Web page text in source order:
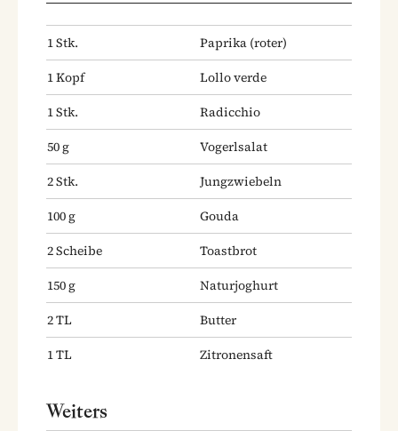
1Stk. Paprika (roter)
1Kopf
Lollo verde
1Stk.
Radicchio
50g
Vogerlsalat
2Stk.
Jungzwiebeln
100g
Gouda
2Scheibe
Toastbrot
150g
Naturjoghurt
2TL
Butter
1TL Zitronensaft
Weiters